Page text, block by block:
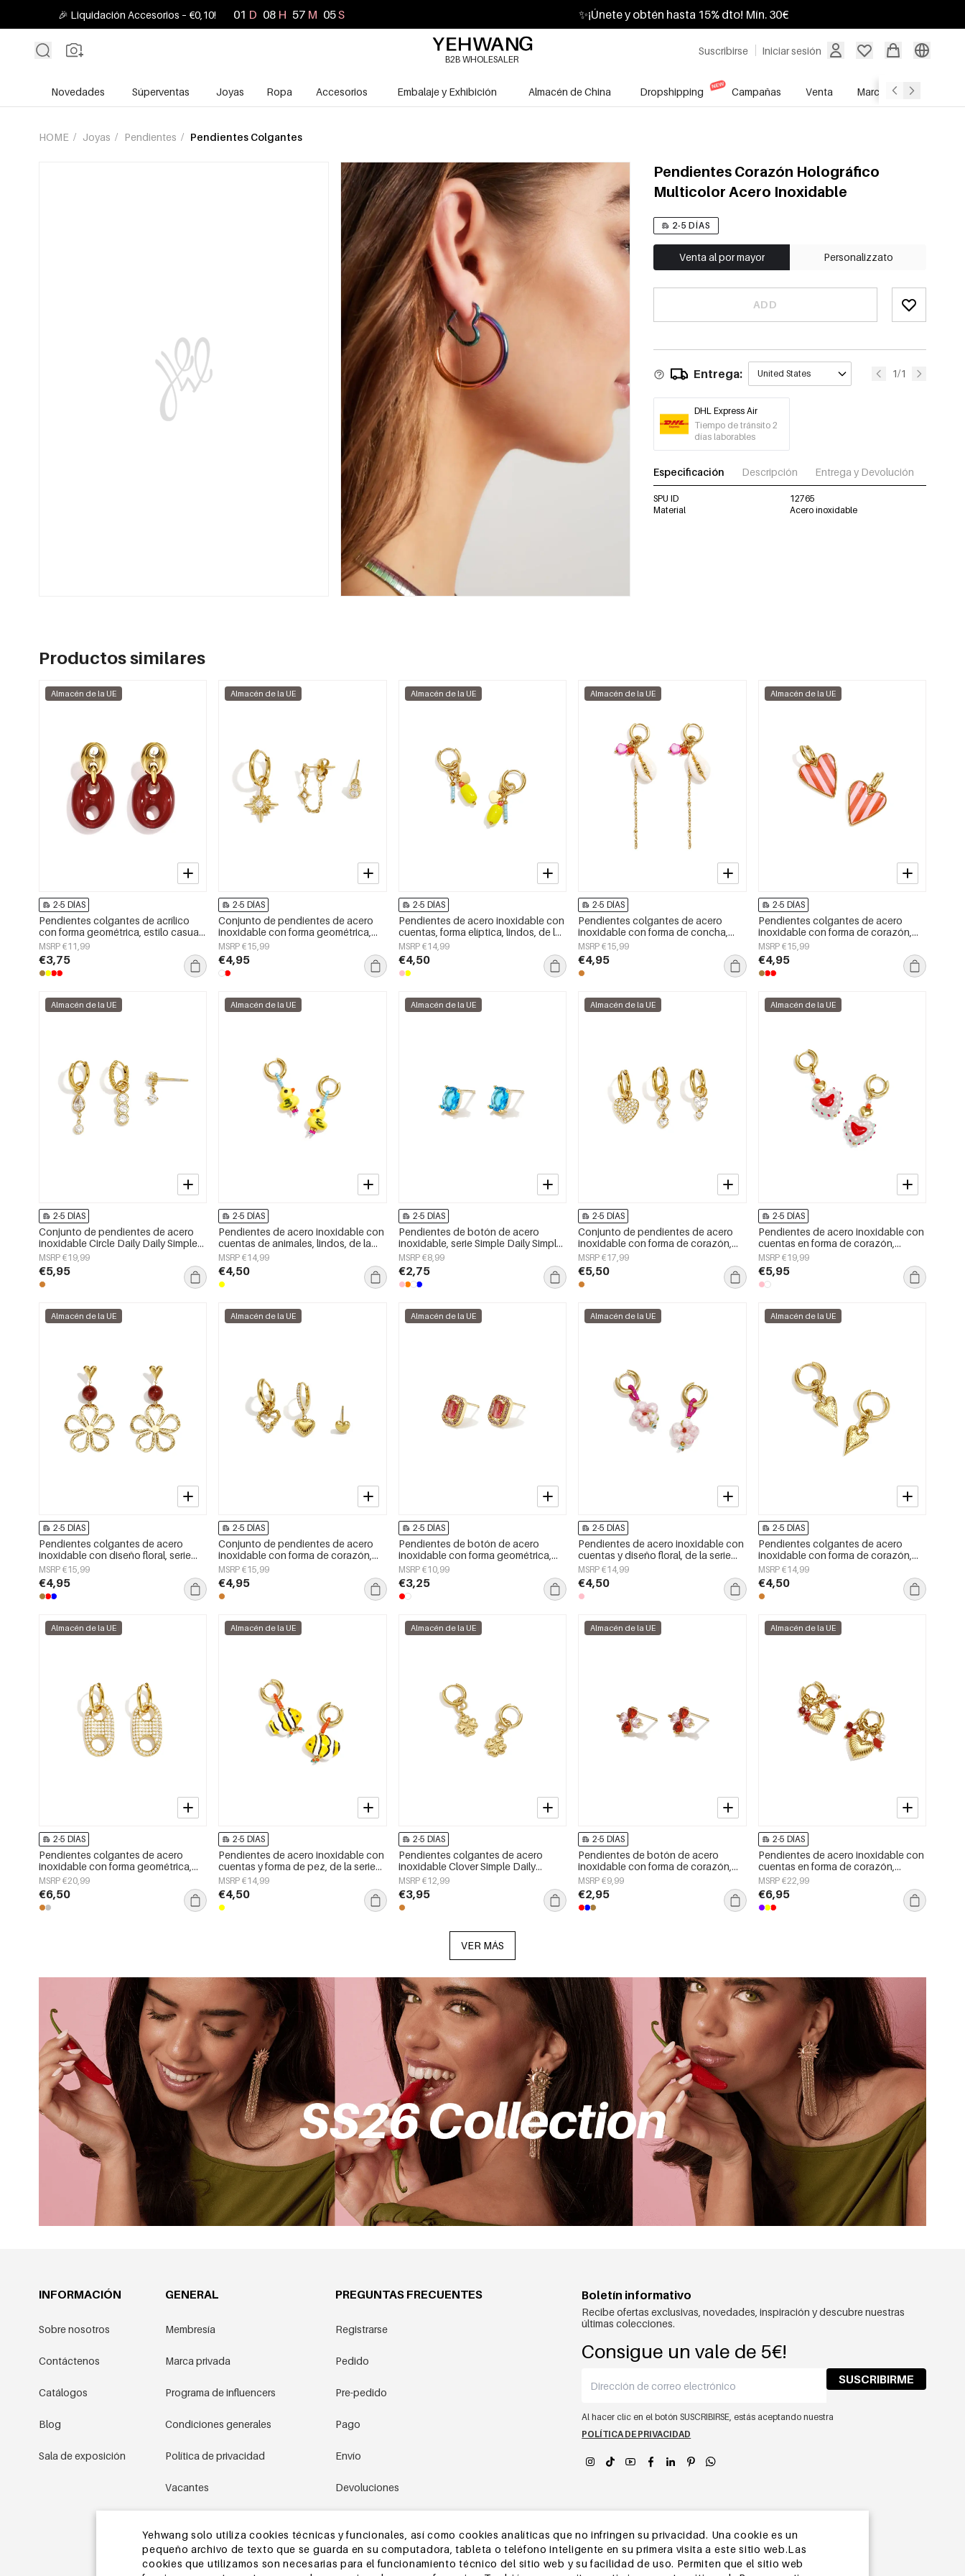
🎉 Liquidación Accesorios – €0,10! 01 D 08 H 57 M 04S ✨¡Únete y obtén hasta 15% dto! Mín. 30€
Suscribirse Iniciar sesión
B2B WHOLESALER
Novedades Súperventas Joyas Ropa Accesorios Embalaje y Exhibición Almacén de China Dropshipping Campañas Venta Marcas
Yehwang solo utiliza cookies técnicas y funcionales, así como cookies analíticas que no infringen su privacidad. Una cookie es un
pequeño archivo de texto que se guarda en su computadora, tableta o teléfono inteligente en su primera visita a este sitio web.Las
cookies que utilizamos son necesarias para el funcionamiento técnico del sitio web y su facilidad de uso. Permiten que el sitio web
HOME / Joyas / Pendientes / Pendientes Colgantes
Pendientes Corazón Holográfico
Multicolor Acero Inoxidable
2-5 DÍAS
Venta al por mayor Personalizzato
ADD
Entrega: United States 1/1
DHL Express Air
Tiempo de tránsito 2
días laborables
Especificación Descripción Entrega y Devolución
SPU ID
12765
Material
Acero inoxidable
Productos similares
Almacén de la UE
2-5 DÍAS
Pendientes colgantes de acrílico
con forma geométrica, estilo casual
y sencillo para uso diario. Joyería
para mujer.
MSRP €11,99
€3,75
Almacén de la UE
2-5 DÍAS
Conjunto de pendientes de acero
inoxidable con forma geométrica,
sencillos, de la serie Daily Simple,
joyería para mujer.
MSRP €15,99
€4,95
Almacén de la UE
2-5 DÍAS
Pendientes de acero inoxidable con
cuentas, forma elíptica, lindos, de la
serie Daily Simple, joyería para mujer
MSRP €14,99
€4,50
Almacén de la UE
2-5 DÍAS
Pendientes colgantes de acero
inoxidable con forma de concha,
serie Simple Simple, joyería para
mujer
MSRP €15,99
€4,95
Almacén de la UE
2-5 DÍAS
Pendientes colgantes de acero
inoxidable con forma de corazón,
sencillos, de la serie Daily Simple,
joyería para mujer.
MSRP €15,99
€4,95
Almacén de la UE
2-5 DÍAS
Conjunto de pendientes de acero
inoxidable Circle Daily Daily Simple
Series Joyería para mujer
MSRP €19,99
€5,95
Almacén de la UE
2-5 DÍAS
Pendientes de acero inoxidable con
cuentas de animales, lindos, de la
serie Daily Simple, joyería para mujer.
MSRP €14,99
€4,50
Almacén de la UE
2-5 DÍAS
Pendientes de botón de acero
inoxidable, serie Simple Daily Simple,
joyería para mujer
MSRP €8,99
€2,75
Almacén de la UE
2-5 DÍAS
Conjunto de pendientes de acero
inoxidable con forma de corazón,
serie Simple Simple, joyería para
mujer
MSRP €17,99
€5,50
Almacén de la UE
2-5 DÍAS
Pendientes de acero inoxidable con
cuentas en forma de corazón,
lindos, de la serie Daily Simple,
joyería para mujer
MSRP €19,99
€5,95
Almacén de la UE
2-5 DÍAS
Pendientes colgantes de acero
inoxidable con diseño floral, serie
Daily Simple, joyería para mujer
MSRP €15,99
€4,95
Almacén de la UE
2-5 DÍAS
Conjunto de pendientes de acero
inoxidable con forma de corazón,
sencillos, de la serie Daily Simple
para mujer.
MSRP €15,99
€4,95
Almacén de la UE
2-5 DÍAS
Pendientes de botón de acero
inoxidable con forma geométrica,
sencillos, de la serie Daily Simple,
joyería para mujer.
MSRP €10,99
€3,25
Almacén de la UE
2-5 DÍAS
Pendientes de acero inoxidable con
cuentas y diseño floral, de la serie
Cute Simple, joyería para mujer.
MSRP €14,99
€4,50
Almacén de la UE
2-5 DÍAS
Pendientes colgantes de acero
inoxidable con forma de corazón,
sencillos, de la serie Daily Simple,
joyería para mujer.
MSRP €14,99
€4,50
Almacén de la UE
2-5 DÍAS
Pendientes colgantes de acero
inoxidable con forma geométrica,
sencillos para el día a día, de la serie
Simple. Joyería para mujer.
MSRP €20,99
€6,50
Almacén de la UE
2-5 DÍAS
Pendientes de acero inoxidable con
cuentas y forma de pez, de la serie
Daily Simple para mujer.
MSRP €14,99
€4,50
Almacén de la UE
2-5 DÍAS
Pendientes colgantes de acero
inoxidable Clover Simple Daily
Simple Series Joyería para mujer
MSRP €12,99
€3,95
Almacén de la UE
2-5 DÍAS
Pendientes de botón de acero
inoxidable con forma de corazón,
sencillos, de la serie Daily Simple,
joyería para mujer.
MSRP €9,99
€2,95
Almacén de la UE
2-5 DÍAS
Pendientes de acero inoxidable con
cuentas en forma de corazón,
sencillos, de la serie Daily Simple.
Joyería para mujer.
MSRP €22,99
€6,95
VER MÁS
INFORMACIÓN
Sobre nosotros
Contáctenos
Catálogos
Blog
Sala de exposición
GENERAL
Membresía
Marca privada
Programa de influencers
Condiciones generales
Política de privacidad
Vacantes
Mapa del sitio
PREGUNTAS FRECUENTES
Registrarse
Pedido
Pre-pedido
Pago
Envío
Devoluciones
Otras preguntas
Boletín informativo
Recibe ofertas exclusivas, novedades, inspiración y descubre nuestras
últimas colecciones.
Consigue un vale de 5€!
SUSCRIBIRME
Al hacer clic en el botón SUSCRIBIRSE, estás aceptando nuestra
POLÍTICA DE PRIVACIDAD
YEHWANG app